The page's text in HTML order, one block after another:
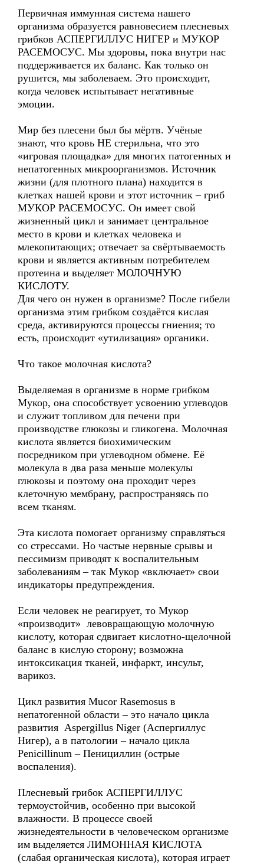
Первичная иммунная система нашего
организма образуется равновесием плесневых
грибков АСПЕРГИЛЛУС НИГЕР и МУКОР
РАСЕМОСУС. Мы здоровы, пока внутри нас
поддерживается их баланс. Как только он
рушится, мы заболеваем. Это происходит,
когда человек испытывает негативные
эмоции.
Мир без плесени был бы мёртв. Учёные
знают, что кровь НЕ стерильна, что это
«игровая площадка» для многих патогенных и
непатогенных микроорганизмов. Источник
жизни (для плотного плана) находится в
клетках нашей крови и этот источник – гриб
МУКОР РАСЕМОСУС. Он имеет свой
жизненный цикл и занимает центральное
место в крови и клетках человека и
млекопитающих; отвечает за свёртываемость
крови и является активным потребителем
протеина и выделяет МОЛОЧНУЮ
КИСЛОТУ.
Для чего он нужен в организме? После гибели
организма этим грибком создаётся кислая
среда, активируются процессы гниения; то
есть, происходит «утилизация» органики.
Что такое молочная кислота?
Выделяемая в организме в норме грибком
Мукор, она способствует усвоению углеводов
и служит топливом для печени при
производстве глюкозы и гликогена. Молочная
кислота является биохимическим
посредником при углеводном обмене. Её
молекула в два раза меньше молекулы
глюкозы и поэтому она проходит через
клеточную мембрану, распространяясь по
всем тканям.
Эта кислота помогает организму справляться
со стрессами. Но частые нервные срывы и
пессимизм приводят к воспалительным
заболеваниям – так Мукор «включает» свои
индикаторы предупреждения.
Если человек не реагирует, то Мукор
«производит» левовращающую молочную
кислоту, которая сдвигает кислотно-щелочной
баланс в кислую сторону; возможна
интоксикация тканей, инфаркт, инсульт,
варикоз.
Цикл развития Mucor Rasemosus в
непатогенной области – это начало цикла
развития Aspergillus Niger (Аспергиллус
Нигер), а в патологии – начало цикла
Penicillinum – Пенициллин (острые
воспаления).
Плесневый грибок АСПЕРГИЛЛУС
термоустойчив, особенно при высокой
влажности. В процессе своей
жизнедеятельности в человеческом организме
им выделяется ЛИМОННАЯ КИСЛОТА
(слабая органическая кислота), которая играет